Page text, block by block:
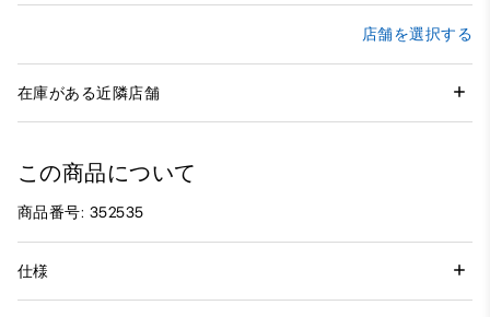
店舗を選択する
在庫がある近隣店舗
この商品について
商品番号: 352535
仕様